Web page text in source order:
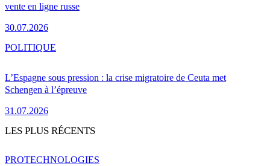
vente en ligne russe
30.07.2026
L’Espagne sous pression : la crise migratoire de Ceuta met
Schengen à l’épreuve
31.07.2026
POLITIQUE
LES PLUS RÉCENTS
PROTECHNOLOGIES